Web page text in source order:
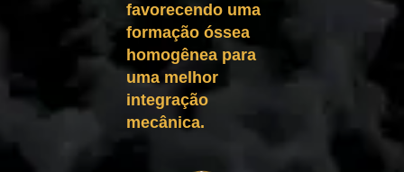
favorecendo uma
formação óssea
homogênea para
uma melhor
integração
mecânica.